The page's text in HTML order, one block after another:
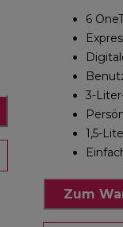
6
3-
1,5-
Zum